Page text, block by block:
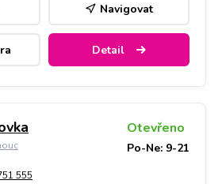
Navigovat
Detail
Otevřeno
Po-Ne: 9-21
555